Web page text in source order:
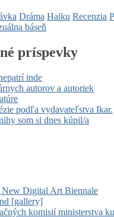
Dráma Haiku Recenzia
báseň
príspevky
inde
autorov a autoriek
podľa vydavateľstva Ikar.
som si dnes kúpil/a
New Digital Art Biennale
[gallery]
komisií ministerstva